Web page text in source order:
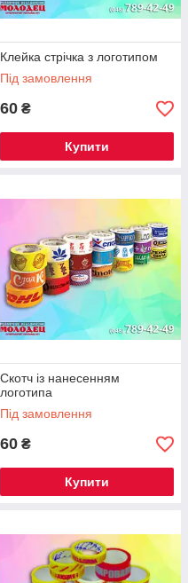
Клейка стрічка з логотипом
Під замовлення
60 ₴
Купити
Скотч із нанесенням
логотипа
Під замовлення
60 ₴
Купити